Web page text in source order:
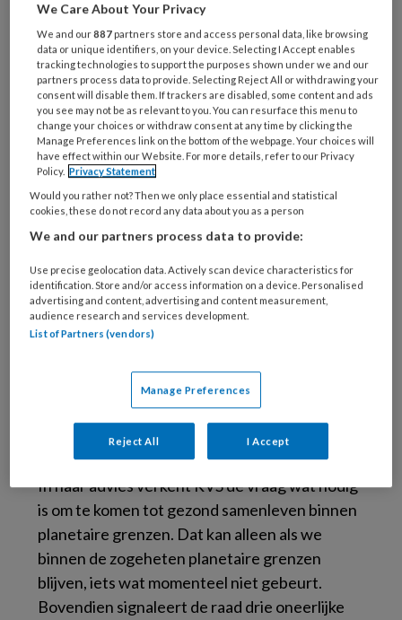
vervuiling en biodiversiteitsverlies. Dit
onze gezondheid op talloze manieren,
bijvoorbeeld door toenemende
hittestress, luchtwegklachten, kanker
en psychische klachten. Werkenden,
zeker als ze in de buitenlucht actief
zijn, lopen extra risico.
In haar advies verkent RVS de vraag wat nodig
is om te komen tot gezond samenleven binnen
planetaire grenzen. Dat kan alleen als we
binnen de zogeheten planetaire grenzen
blijven, iets wat momenteel niet gebeurt.
Bovendien signaleert de raad drie oneerlijke
We Care About Your Privacy
We and our887 partners store and access personal data, like browsing
data or unique identifiers, on your device. Selecting I Accept enables
tracking technologies to support the purposes shown under we and our
partners process data to provide. Selecting Reject All or withdrawing your
consent will disable them. If trackers are disabled, some content and ads
you see may not be as relevant to you. You can resurface this menu to
change your choices or withdraw consent at any time by clicking the
Manage Preferences link on the bottom of the webpage. Your choices will
have effect within our Website. For more details, refer to our Privacy
Policy. Privacy Statement
Would you rather not? Then we only place essential and statistical
cookies, these do not record any data about you as a person
We and our partners process data to provide:
Use precise geolocation data. Actively scan device characteristics for
identification. Store and/or access information on a device. Personalised
advertising and content, advertising and content measurement,
audience research and services development.
List of Partners (vendors)
Manage Preferences
Reject All I Accept